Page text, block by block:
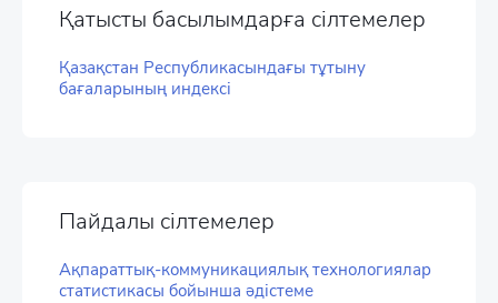
Қатысты басылымдарға сілтемелер
Қазақстан Республикасындағы тұтыну
бағаларының индексі
Пайдалы сілтемелер
Ақпараттық-коммуникациялық технологиялар
статистикасы бойынша әдістеме